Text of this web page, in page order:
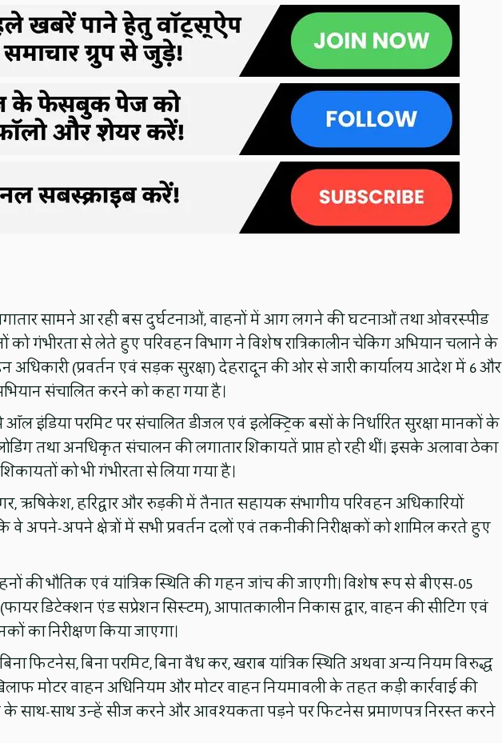
सामने आ रही बस दुर्घटनाओं, वाहनों में आग लगने की घटनाओं तथा ओवरस्पीड
गंभीरता से लेते हुए परिवहन विभाग ने विशेष रात्रिकालीन चेकिंग अभियान चलाने के
अधिकारी (प्रवर्तन एवं सड़क सुरक्षा) देहरादून की ओर से जारी कार्यालय आदेश में 6 और
संचालित करने को कहा गया है।
इंडिया परमिट पर संचालित डीजल एवं इलेक्ट्रिक बसों के निर्धारित सुरक्षा मानकों के
तथा अनधिकृत संचालन की लगातार शिकायतें प्राप्त हो रही थीं। इसके अलावा ठेका
को भी गंभीरता से लिया गया है।
ऋषिकेश, हरिद्वार और रुड़की में तैनात सहायक संभागीय परिवहन अधिकारियों
वे अपने-अपने क्षेत्रों में सभी प्रवर्तन दलों एवं तकनीकी निरीक्षकों को शामिल करते हुए
की भौतिक एवं यांत्रिक स्थिति की गहन जांच की जाएगी। विशेष रूप से बीएस-05
डिटेक्शन एंड सप्रेशन सिस्टम), आपातकालीन निकास द्वार, वाहन की सीटिंग एवं
का निरीक्षण किया जाएगा।
फिटनेस, बिना परमिट, बिना वैध कर, खराब यांत्रिक स्थिति अथवा अन्य नियम विरुद्ध
मोटर वाहन अधिनियम और मोटर वाहन नियमावली के तहत कड़ी कार्रवाई की
के साथ-साथ उन्हें सीज करने और आवश्यकता पड़ने पर फिटनेस प्रमाणपत्र निरस्त करने